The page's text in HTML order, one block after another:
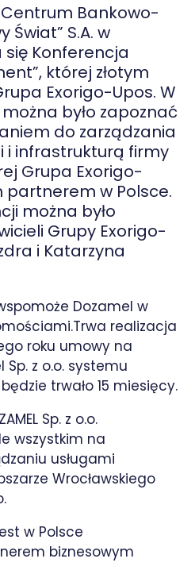
Centrum Bankowo-
Świat” S.A. w
się Konferencja
której złotym
Exorigo-Upos. W
było zapoznać
do zarządzania
i infrastrukturą firmy
Grupa Exorigo-
partnerem w Polsce.
można było
Grupy Exorigo-
i Katarzyna
Dozamel w
realizacja
roku umowy na
z o.o. systemu
będzie trwało 15 miesięcy.
Sp. z o.o.
wszystkim na
usługami
Wrocławskiego
w Polsce
biznesowym